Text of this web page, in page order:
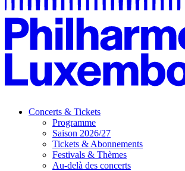
Concerts & Tickets
Programme
Saison 2026/27
Tickets & Abonnements
Festivals & Thèmes
Au-delà des concerts